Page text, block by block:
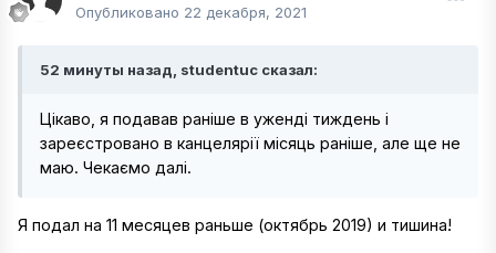
Опубликовано 22 декабря, 2021
52 минуты назад, studentuc сказал:
Цікаво, я подавав раніше в уженді тиждень і
зареєстровано в канцелярії місяць раніше, але ще не
маю. Чекаємо далі.
Я подал на 11 месяцев раньше (октябрь 2019) и тишина!